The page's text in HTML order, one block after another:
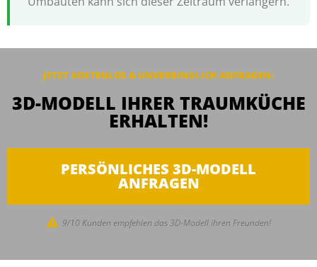
JETZT KOSTENLOS & UNVERBINDLICH ANFRAGEN:
3D-MODELL IHRER TRAUMKÜCHE
ERHALTEN!
PERSÖNLICHES 3D-MODELL
ANFRAGEN
9/10 Kunden empfehlen das 3D-Modell ihren Freunden!